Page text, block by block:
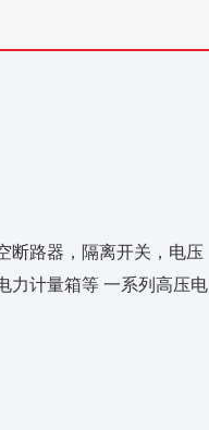
断路器，隔离开关，电压
力计量箱等 一系列高压电